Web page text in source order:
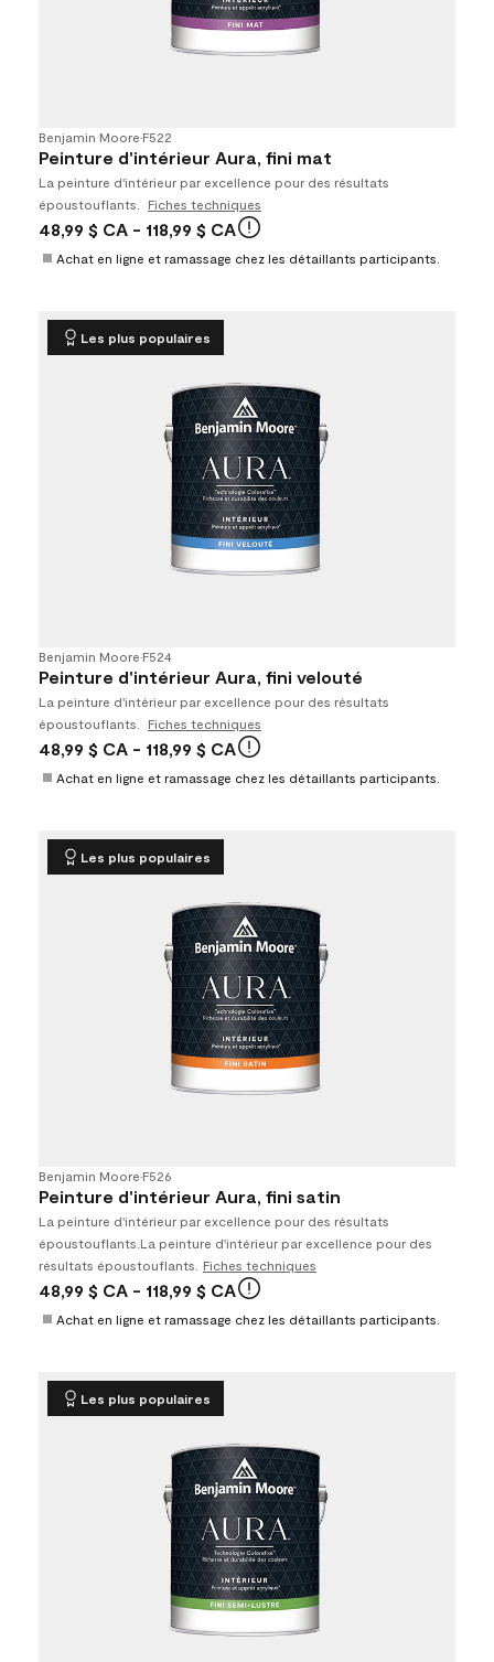
Benjamin Moore•F522
Peinture d'intérieur Aura, fini mat
La peinture d'intérieur par excellence pour des résultats
époustouflants.
Fiches techniques
48,99 $ CA - 118,99 $ CA
Achat en ligne et ramassage chez les détaillants participants.
Les plus populaires
Benjamin Moore•F524
Peinture d'intérieur Aura, fini velouté
La peinture d'intérieur par excellence pour des résultats
époustouflants.
Fiches techniques
48,99 $ CA - 118,99 $ CA
Achat en ligne et ramassage chez les détaillants participants.
Les plus populaires
Benjamin Moore•F526
Peinture d'intérieur Aura, fini satin
La peinture d'intérieur par excellence pour des résultats
époustouflants.La peinture d'intérieur par excellence pour des
résultats époustouflants.​​​​​​​
Fiches techniques
48,99 $ CA - 118,99 $ CA
Achat en ligne et ramassage chez les détaillants participants.
Les plus populaires